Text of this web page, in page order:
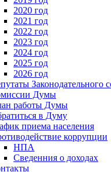
2020 год
2021 год
2022 год
2023 год
2024 год
2025 год
2026 год
Законодательного
Думы
работы Думы
в Думу
приема населения
коррупции
НПА
Сведенния о доходах